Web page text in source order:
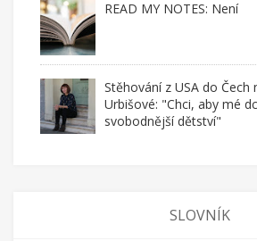
READ MY NOTES: Není
Stěhování z USA do Čech
Urbišové: "Chci, aby mé
svobodnější dětství"
SLOVNÍK